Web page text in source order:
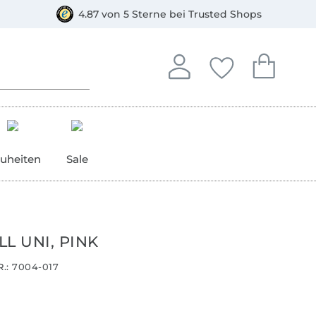
4.87 von 5 Sterne bei Trusted Shops
Anmelden
In deinem Konto
Deine
Du hast keine
Dein
Du hast
Sale
UNI, PINK
7004-017